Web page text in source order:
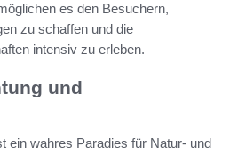
es den Besuchern,
zu schaffen und die
intensiv zu erleben.
und
ein wahres Paradies für Natur- und